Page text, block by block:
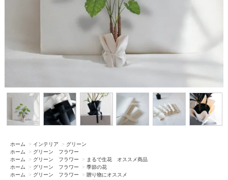
ホーム > インテリア > グリーン
ホーム
> グリーン フラワー
ホーム
> グリーン フラワー > まるで生花 オススメ商品
ホーム
> グリーン フラワー > 季節の花
ホーム
> グリーン フラワー > 贈り物にオススメ